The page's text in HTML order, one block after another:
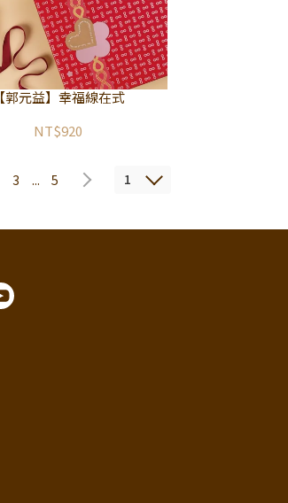
【郭元益】幸福線在式
NT$920
3 ... 5 1